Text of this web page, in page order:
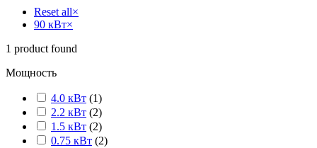
Reset all×
90 кВт×
1 product found
Мощность
4.0 кВт (1)
2.2 кВт (2)
1.5 кВт (2)
0.75 кВт (2)